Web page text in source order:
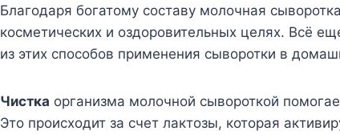
Благодаря богатому составу молочная
косметических и оздоровительных целях. Всё
из этих способов применения сыворотки в
Чистка организма молочной сывороткой
Это происходит за счет лактозы, которая